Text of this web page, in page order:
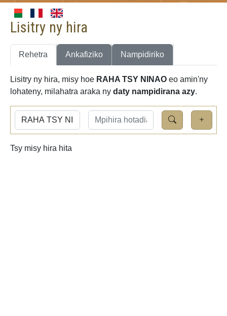
Lisitry ny hira
Rehetra Ankafiziko Nampidiriko
Lisitry ny hira, misy hoe RAHA TSY NINAO eo amin'ny
lohateny, milahatra araka ny daty nampidirana azy.
Tsy misy hira hita